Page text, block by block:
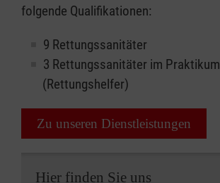
folgende Qualifikationen:
9 Rettungssanitäter
3 Rettungssanitäter im Praktikum
(Rettungshelfer)
Zu unseren Dienstleistungen
Hier finden Sie uns